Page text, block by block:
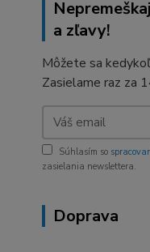
a zľavy!
Môžete sa
Zasielame raz za
Súhlasím so
zasielania newslettera.
Doprava